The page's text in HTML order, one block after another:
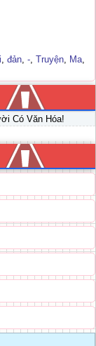
, đản, -, Truyện, Ma,
Có Văn Hóa!